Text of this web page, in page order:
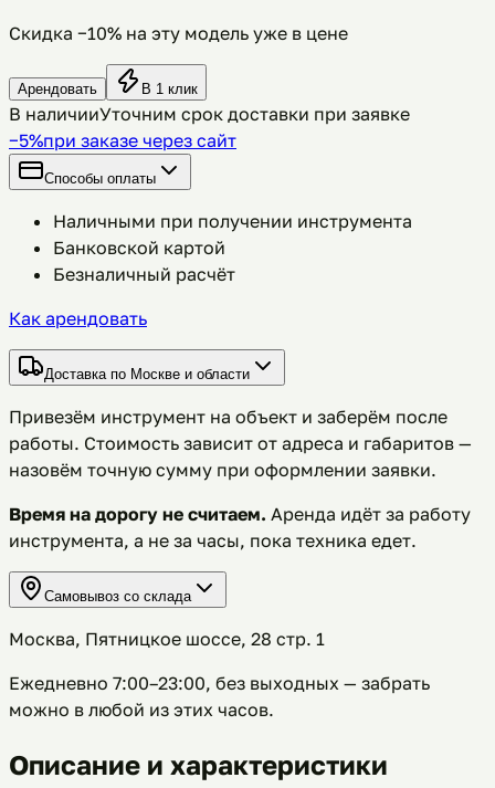
Скидка −10% на эту модель уже в цене
Арендовать В 1 клик
В наличииУточним срок доставки при заявке
−5%при заказе через сайт
Способы оплаты
Наличными при получении инструмента
Банковской картой
Безналичный расчёт
Как арендовать
Доставка по Москве и области
Привезём инструмент на объект и заберём после
работы. Стоимость зависит от адреса и габаритов —
назовём точную сумму при оформлении заявки.
Время на дорогу не считаем. Аренда идёт за работу
инструмента, а не за часы, пока техника едет.
Самовывоз со склада
Москва, Пятницкое шоссе, 28 стр. 1
Ежедневно 7:00–23:00, без выходных — забрать
можно в любой из этих часов.
Описание и характеристики